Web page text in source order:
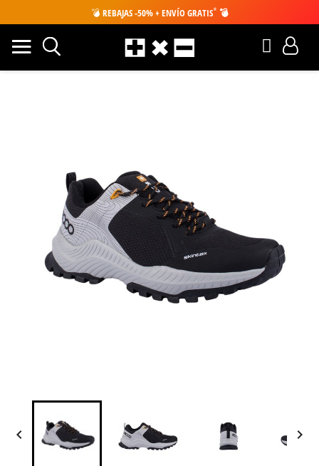
💣 REBAJAS -50% + ENVÍO GRATIS* 💣
 